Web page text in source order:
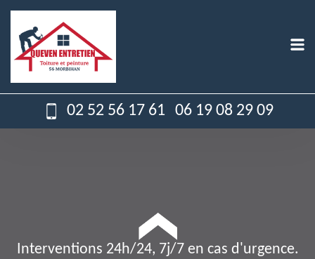
02 52 56 17 61 06 19 08 29 09
Interventions 24h/24, 7j/7 en cas d'urgence.